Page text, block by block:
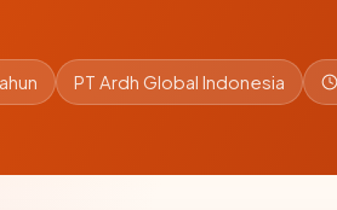
PT Ardh Global Indonesia